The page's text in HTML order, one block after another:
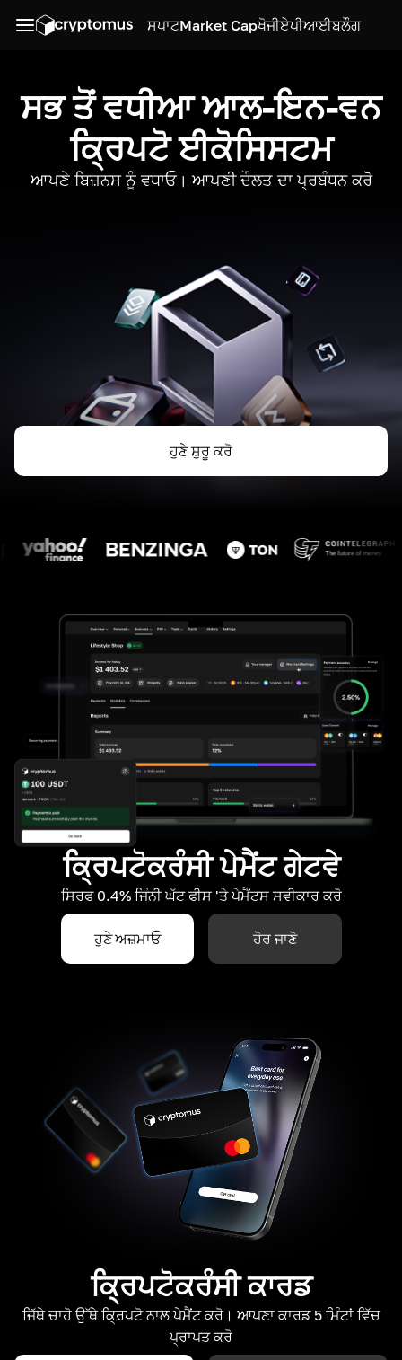
ਸਪਾਟMarket Capਖੋਜੀਏਪੀਆਈਬਲੌਗ
ਸਭ ਤੋਂ ਵਧੀਆ ਆਲ-ਇਨ-ਵਨ
ਕ੍ਰਿਪਟੋ ਈਕੋਸਿਸਟਮ
ਆਪਣੇ ਬਿਜ਼ਨਸ ਨੂੰ ਵਧਾਓ। ਆਪਣੀ ਦੌਲਤ ਦਾ ਪ੍ਰਬੰਧਨ ਕਰੋ
ਹੁਣੇ ਸ਼ੁਰੂ ਕਰੋ
ਕ੍ਰਿਪਟੋਕਰੰਸੀ ਪੇਮੈਂਟ ਗੇਟਵੇ
ਸਿਰਫ 0.4% ਜਿੰਨੀ ਘੱਟ ਫੀਸ 'ਤੇ ਪੇਮੈਂਟਸ ਸਵੀਕਾਰ ਕਰੋ
ਹੁਣੇ ਅਜ਼ਮਾਓ ਹੋਰ ਜਾਣੋ
ਕ੍ਰਿਪਟੋਕਰੰਸੀ ਕਾਰਡ
ਜਿੱਥੇ ਚਾਹੋ ਉੱਥੇ ਕ੍ਰਿਪਟੋ ਨਾਲ ਪੇਮੈਂਟ ਕਰੋ। ਆਪਣਾ ਕਾਰਡ 5 ਮਿੰਟਾਂ ਵਿੱਚ
ਪ੍ਰਾਪਤ ਕਰੋ